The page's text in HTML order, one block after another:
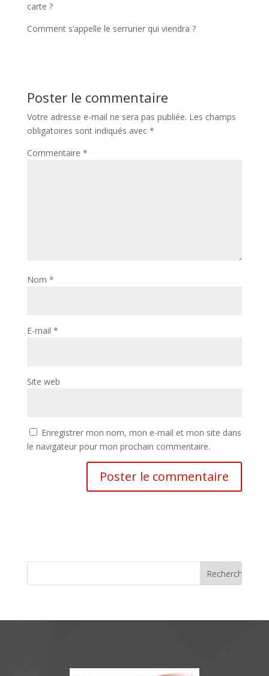
carte ?
Comment s’appelle le serrurier qui viendra ?
Poster le commentaire
Votre adresse e-mail ne sera pas publiée. Les champs
obligatoires sont indiqués avec *
Commentaire *
Nom *
E-mail *
Site web
Enregistrer mon nom, mon e-mail et mon site dans
le navigateur pour mon prochain commentaire.